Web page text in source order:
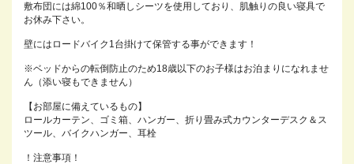
敷布団には綿100％和晒しシーツを使用しており、肌触りの良い寝具で
お休み下さい。
壁にはロードバイク1台掛けて保管する事ができます！
※ベッドからの転倒防止のため18歳以下のお子様はお泊まりになれませ
ん（添い寝もできません）
【お部屋に備えているもの】
ロールカーテン、ゴミ箱、ハンガー、折り畳み式カウンターデスク＆ス
ツール、バイクハンガー、耳栓
！注意事項！